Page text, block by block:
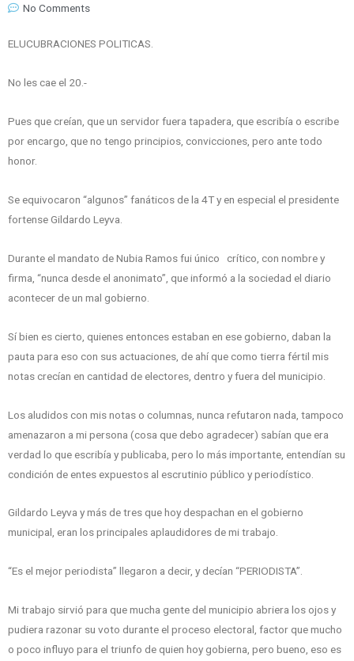
No Comments
ELUCUBRACIONES POLITICAS.
No les cae el 20.-
Pues que creían, que un servidor fuera tapadera, que escribía o escribe
por encargo, que no tengo principios, convicciones, pero ante todo
honor.
Se equivocaron “algunos” fanáticos de la 4T y en especial el presidente
fortense Gildardo Leyva.
Durante el mandato de Nubia Ramos fui único crítico, con nombre y
firma, “nunca desde el anonimato”, que informó a la sociedad el diario
acontecer de un mal gobierno.
Sí bien es cierto, quienes entonces estaban en ese gobierno, daban la
pauta para eso con sus actuaciones, de ahí que como tierra fértil mis
notas crecían en cantidad de electores, dentro y fuera del municipio.
Los aludidos con mis notas o columnas, nunca refutaron nada, tampoco
amenazaron a mi persona (cosa que debo agradecer) sabían que era
verdad lo que escribía y publicaba, pero lo más importante, entendían su
condición de entes expuestos al escrutinio público y periodístico.
Gildardo Leyva y más de tres que hoy despachan en el gobierno
municipal, eran los principales aplaudidores de mi trabajo.
“Es el mejor periodista” llegaron a decir, y decían “PERIODISTA”.
Mi trabajo sirvió para que mucha gente del municipio abriera los ojos y
pudiera razonar su voto durante el proceso electoral, factor que mucho
o poco influyo para el triunfo de quien hoy gobierna, pero bueno, eso es